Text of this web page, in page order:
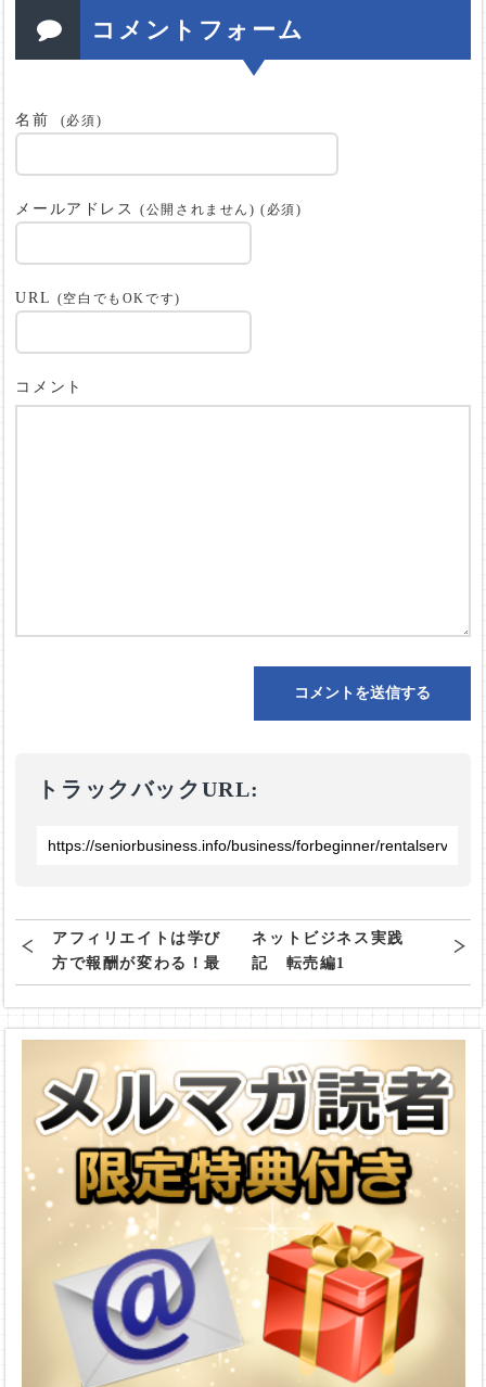
コメントフォーム
名前 (必須)
メールアドレス(公開されません) (必須)
URL (空白でもOKです)
コメント
トラックバックURL:
アフィリエイトは学び
方で報酬が変わる！最
短で稼ぐには〇〇を使
え！
ネットビジネス実践
記 転売編1